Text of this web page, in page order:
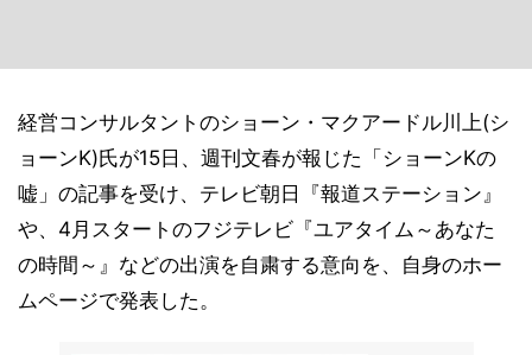
経営コンサルタントのショーン・マクアードル川上(シ
ョーンK)氏が15日、週刊文春が報じた「ショーンKの
嘘」の記事を受け、テレビ朝日『報道ステーション』
や、4月スタートのフジテレビ『ユアタイム～あなた
の時間～』などの出演を自粛する意向を、自身のホー
ムページで発表した。